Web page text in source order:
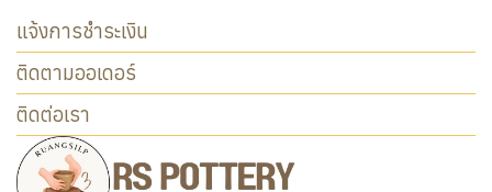
แจ้งการชำระเงิน
ติดตามออเดอร์
ติดต่อเรา